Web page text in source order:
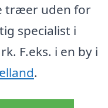
træer uden for
specialist i
F.eks. i en by i
.